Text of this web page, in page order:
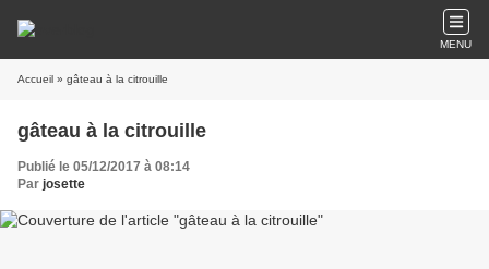
MENU
Accueil » gâteau à la citrouille
gâteau à la citrouille
Publié le 05/12/2017 à 08:14
Par josette